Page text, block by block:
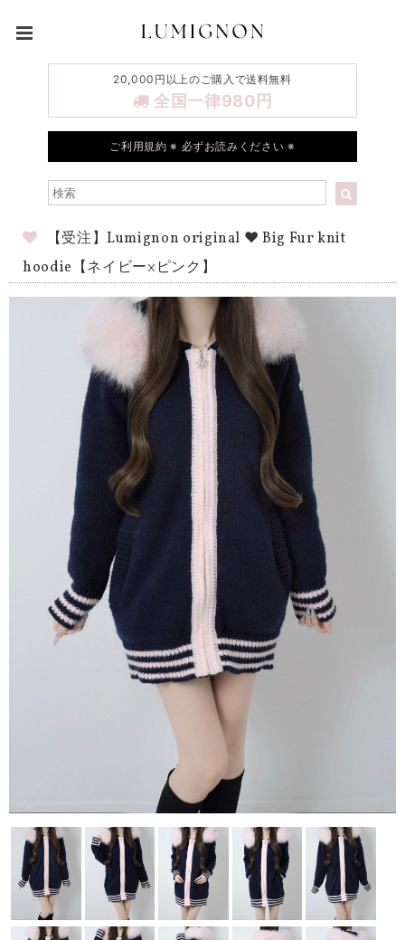
20,000円以上のご購入で送料無料
全国一律980円
ご利用規約 ※ 必ずお読みください ※
【受注】Lumignon original ♥ Big Fur knit
hoodie【ネイビー×ピンク】